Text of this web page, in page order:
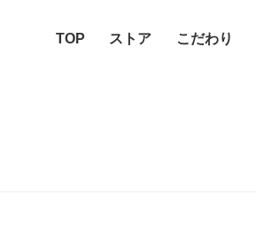
TOP ストア こだわり